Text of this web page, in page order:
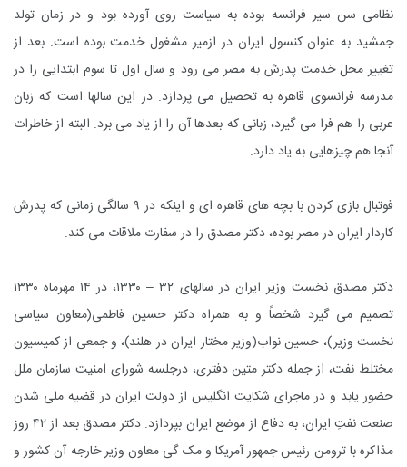
نظامى سن سیر فرانسه بوده به سیاست روى آورده بود و در زمان تولد
جمشید به عنوان کنسول ایران در ازمیر مشغول خدمت بوده است. بعد از
تغییر محل خدمت پدرش به مصر مى رود و سال اول تا سوم ابتدایى را در
مدرسه فرانسوى قاهره به تحصیل مى پردازد. در این سالها است که زبان
عربى را هم فرا مى گیرد، زبانى که بعدها آن را از یاد مى برد. البته از خاطرات
آنجا هم چیزهایى به یاد دارد.
فوتبال بازى کردن با بچه هاى قاهره اى و اینکه در ۹ سالگى زمانى که پدرش
کاردار ایران در مصر بوده، دکتر مصدق را در سفارت ملاقات مى کند.
دکتر مصدق نخست وزیر ایران در سالهاى ۳۲ – ۱۳۳۰، در ۱۴ مهرماه ۱۳۳۰
تصمیم می گیرد شخصاً و به همراه دکتر حسین فاطمى(معاون سیاسى
نخست وزیر)، حسین نواب(وزیر مختار ایران در هلند)، و جمعى از کمیسیون
مختلط نفت، از جمله دکتر متین دفترى، درجلسه شوراى امنیت سازمان ملل
حضور یابد و در ماجراى شکایت انگلیس از دولت ایران در قضیه ملى شدن
صنعت نفتِ ایران، به دفاع از موضع ایران بپردازد. دکتر مصدق بعد از ۴۲ روز
مذاکره با ترومن رئیس جمهور آمریکا و مک گى معاون وزیر خارجه آن کشور و